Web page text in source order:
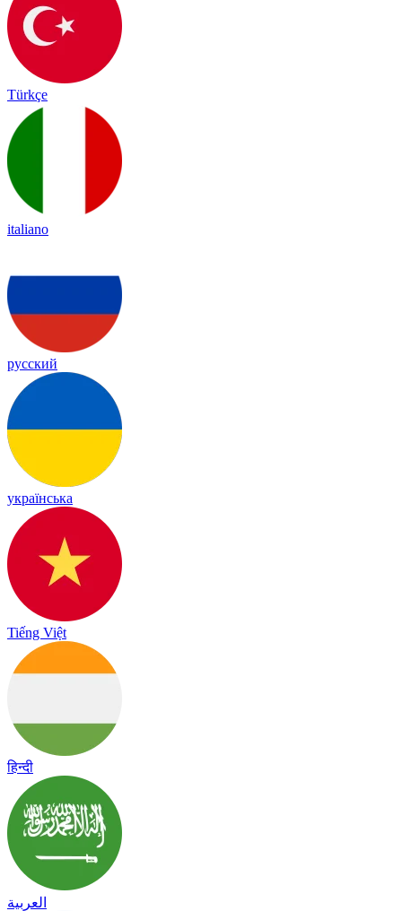
Türkçe
italiano
русский
українська
Tiếng Việt
हिन्दी
العربية